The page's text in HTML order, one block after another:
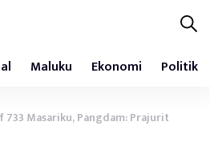
Maluku Ekonomi Politik
Masariku, Pangdam: Prajurit